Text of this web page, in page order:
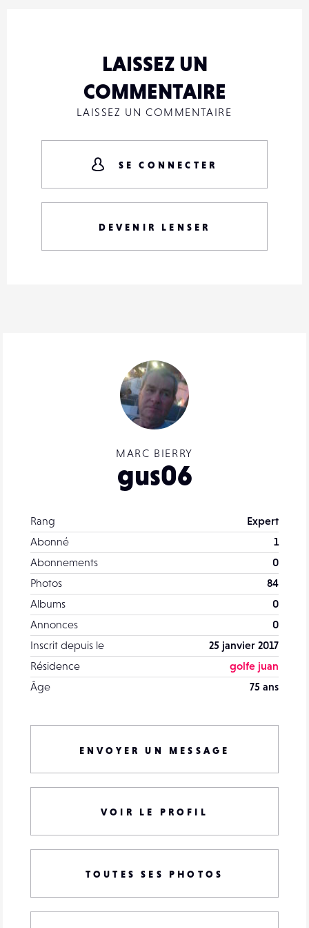
MARC BIERRY
gus06
Rang
Expert
Abonné
1
Abonnements
0
Photos
84
Albums
0
Annonces
0
Inscrit depuis le
25 janvier 2017
Résidence
golfe juan
Âge
75 ans
ENVOYER UN MESSAGE
VOIR LE PROFIL
TOUTES SES PHOTOS
LAISSEZ UN
COMMENTAIRE
LAISSEZ UN COMMENTAIRE
SE CONNECTER
DEVENIR LENSER